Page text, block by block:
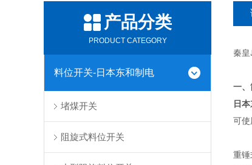
产品分类
PRODUCT CATEGORY
料位开关-日本东和制电
堵煤开关
阻旋式料位开关
秦皇
一、
日
可使
重锤